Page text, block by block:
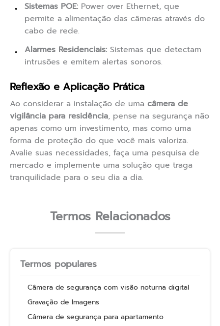
Sistemas POE: Power over Ethernet, que
permite a alimentação das câmeras através do
cabo de rede.
Alarmes Residenciais: Sistemas que detectam
intrusões e emitem alertas sonoros.
Reflexão e Aplicação Prática
Ao considerar a instalação de uma câmera de
vigilância para residência, pense na segurança não
apenas como um investimento, mas como uma
forma de proteção do que você mais valoriza.
Avalie suas necessidades, faça uma pesquisa de
mercado e implemente uma solução que traga
tranquilidade para o seu dia a dia.
Termos Relacionados
Termos populares
Câmera de segurança com visão noturna digital
Gravação de Imagens
Câmera de segurança para apartamento